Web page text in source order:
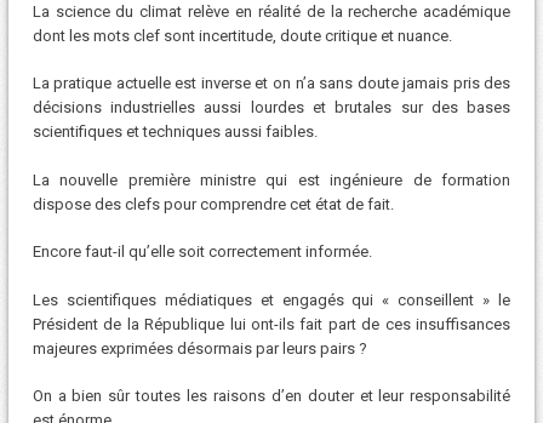
La science du climat relève en réalité de la recherche académique
dont les mots clef sont incertitude, doute critique et nuance.
La pratique actuelle est inverse et on n’a sans doute jamais pris des
décisions industrielles aussi lourdes et brutales sur des bases
scientifiques et techniques aussi faibles.
La nouvelle première ministre qui est ingénieure de formation
dispose des clefs pour comprendre cet état de fait.
Encore faut-il qu’elle soit correctement informée.
Les scientifiques médiatiques et engagés qui « conseillent » le
Président de la République lui ont-ils fait part de ces insuffisances
majeures exprimées désormais par leurs pairs ?
On a bien sûr toutes les raisons d’en douter et leur responsabilité